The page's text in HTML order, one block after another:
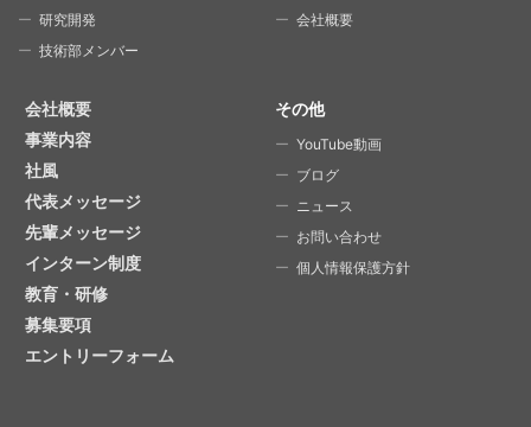
研究開発
技術部メンバー
会社概要
会社概要
事業内容
社風
代表メッセージ
先輩メッセージ
インターン制度
教育・研修
募集要項
エントリーフォーム
その他
YouTube動画
ブログ
ニュース
お問い合わせ
個人情報保護方針